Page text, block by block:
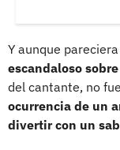
Y aunque
escandaloso
del cantante, no
ocurrencia de un
divertir con un